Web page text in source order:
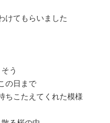
けてもらいました
う
の日まで
ちこたえてくれた模様